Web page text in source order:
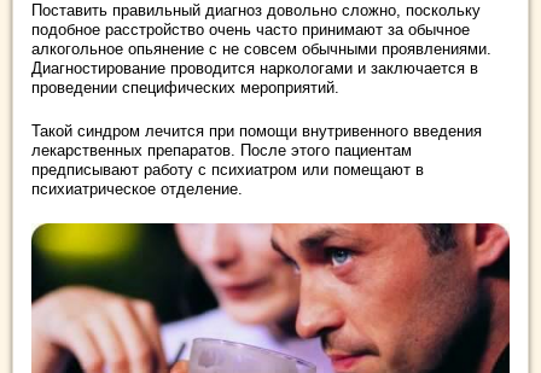
Поставить правильный диагноз довольно сложно, поскольку
подобное расстройство очень часто принимают за обычное
алкогольное опьянение с не совсем обычными проявлениями.
Диагностирование проводится наркологами и заключается в
проведении специфических мероприятий.
Такой синдром лечится при помощи внутривенного введения
лекарственных препаратов. После этого пациентам
предписывают работу с психиатром или помещают в
психиатрическое отделение.